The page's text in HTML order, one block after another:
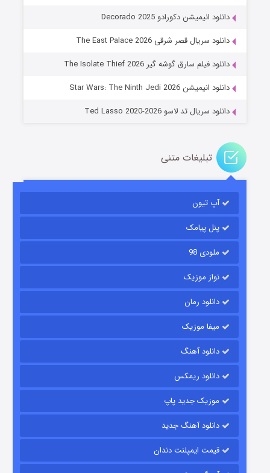
جادوگری در مغولستان
قسمت۱۴ (زیرنویس) منتشر شد
قسمت
دانلود انیمیشن دکورادو Decorado 2025
دانلود سریال قصر شرقی The East Palace 2026
دانلود فیلم سارق گوشه گیر The Isolate Thief 2026
دانلود انیمیشن Star Wars: The Ninth Jedi 2026
دانلود سریال تد لاسو Ted Lasso 2020-2026
تبلیغات متنی
آپ تیون
پنل پیامک
ملودی 98
نواز موزیک
دانلود رمان
میفا موزیک
دانلود آهنگ
دانلود ریمکس
موزیک جدید پاپ
دانلود آهنگ جدید
قیمت ایمپلنت دندان